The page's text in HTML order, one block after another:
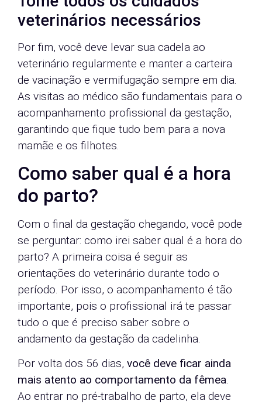
veterinários necessários
Por fim, você deve levar sua cadela ao
veterinário regularmente e manter a carteira
de vacinação e vermifugação sempre em dia.
As visitas ao médico são fundamentais para o
acompanhamento profissional da gestação,
garantindo que fique tudo bem para a nova
mamãe e os filhotes.
Como saber qual é a hora
do parto?
Com o final da gestação chegando, você pode
se perguntar: como irei saber qual é a hora do
parto? A primeira coisa é seguir as
orientações do veterinário durante todo o
período. Por isso, o acompanhamento é tão
importante, pois o profissional irá te passar
tudo o que é preciso saber sobre o
andamento da gestação da cadelinha.
Por volta dos 56 dias, você deve ficar ainda
mais atento ao comportamento da fêmea.
Ao entrar no pré-trabalho de parto, ela deve